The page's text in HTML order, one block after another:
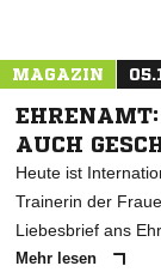
MAGAZIN
AUCH
Heute ist
Trainerin der
Liebesbrief ans
Mehr lesen